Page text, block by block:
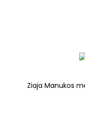
Ziaja Manukos